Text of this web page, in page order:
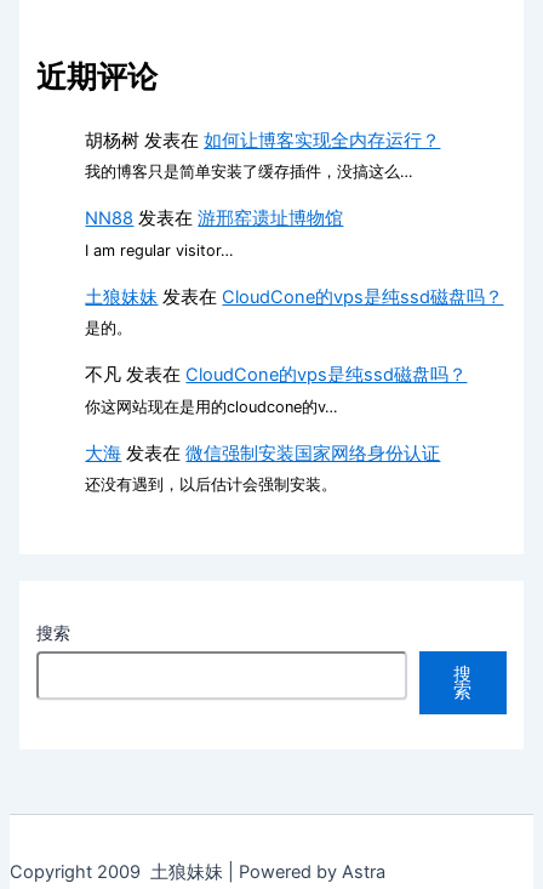
近期评论
胡杨树 发表在如何让博客实现全内存运行？
我的博客只是简单安装了缓存插件，没搞这么…
NN88 发表在游邢窑遗址博物馆
I am regular visitor…
土狼妹妹 发表在CloudCone的vps是纯ssd磁盘吗？
是的。
不凡 发表在CloudCone的vps是纯ssd磁盘吗？
你这网站现在是用的cloudcone的v…
大海 发表在微信强制安装国家网络身份认证
还没有遇到，以后估计会强制安装。
搜索
搜
索
Copyright 2009 土狼妹妹 | Powered by Astra